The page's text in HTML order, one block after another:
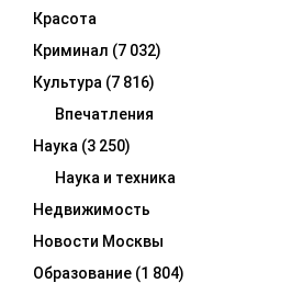
Красота
Криминал (7 032)
Культура (7 816)
Впечатления
Наука (3 250)
Наука и техника
Недвижимость
Новости Москвы
Образование (1 804)